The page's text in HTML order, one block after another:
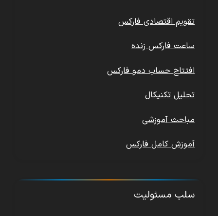
تقویم اقتصادی فارکس
ساعت فارکس زنده
افتتاح حساب دمو فارکس
تحلیل تکنیکال
مباحث آموزشی
آموزش کامل فارکس
سلب مسئولیت